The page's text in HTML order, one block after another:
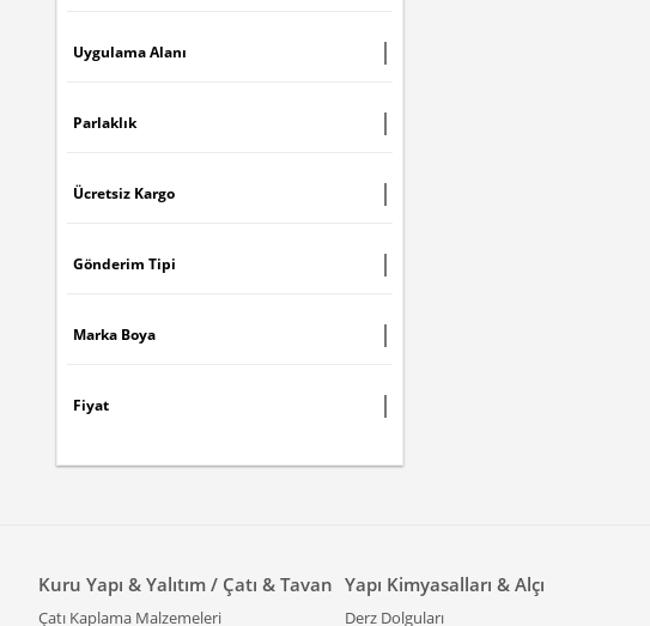
Uygulama Alanı
Parlaklık
Ücretsiz Kargo
Gönderim Tipi
Marka Boya
Fiyat
Kuru Yapı & Yalıtım / Çatı & Tavan
Çatı Kaplama Malzemeleri
Yapı Kimyasalları & Alçı
Derz Dolguları